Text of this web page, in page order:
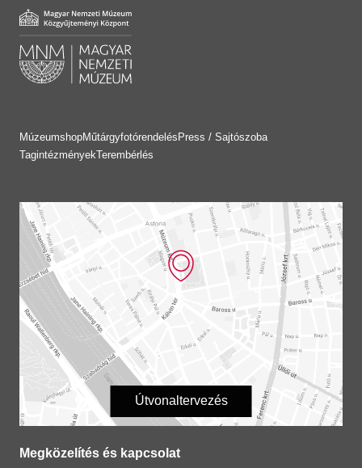
MúzeumshopMűtárgyfotórendelés Press / Sajtószoba
TagintézményekTerembérlés
Útvonaltervezés
Megközelítés és kapcsolat